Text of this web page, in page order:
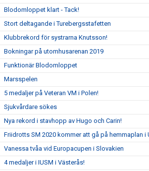
Blodomloppet klart - Tack!
Stort deltagande i Turebergsstafetten
Klubbrekord för systrarna Knutsson!
Bokningar på utomhusarenan 2019
Funktionär Blodomloppet
Marsspelen
5 medaljer på Veteran VM i Polen!
Sjukvårdare sökes
Nya rekord i stavhopp av Hugo och Carin!
Friidrotts SM 2020 kommer att gå på hemmaplan i
Vanessa tvåa vid Europacupen i Slovakien
4 medaljer i IUSM i Västerås!